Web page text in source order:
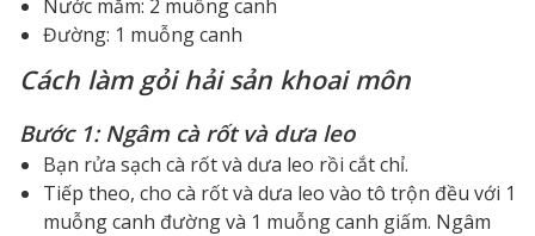
Nước mắm: 2 muỗng canh
Đường: 1 muỗng canh
Cách làm gỏi hải sản khoai môn
Bước 1: Ngâm cà rốt và dưa leo
Bạn rửa sạch cà rốt và dưa leo rồi cắt chỉ.
Tiếp theo, cho cà rốt và dưa leo vào tô trộn đều với 1
muỗng canh đường và 1 muỗng canh giấm. Ngâm